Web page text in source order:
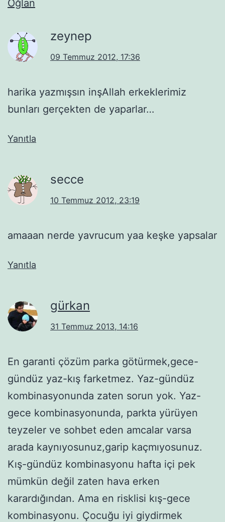
Oğlan
zeynep
09 Temmuz 2012, 17:36
harika yazmışsın inşAllah erkeklerimiz
bunları gerçekten de yaparlar…
Yanıtla
secce
10 Temmuz 2012, 23:19
amaaan nerde yavrucum yaa keşke yapsalar
Yanıtla
gürkan
31 Temmuz 2013, 14:16
En garanti çözüm parka götürmek,gece-
gündüz yaz-kış farketmez. Yaz-gündüz
kombinasyonunda zaten sorun yok. Yaz-
gece kombinasyonunda, parkta yürüyen
teyzeler ve sohbet eden amcalar varsa
arada kaynıyosunuz,garip kaçmıyosunuz.
Kış-gündüz kombinasyonu hafta içi pek
mümkün değil zaten hava erken
karardığından. Ama en risklisi kış-gece
kombinasyonu. Çocuğu iyi giydirmek